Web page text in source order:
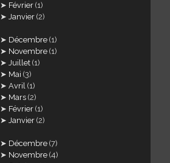
Février (1)
Janvier (2)
Décembre (1)
Novembre (1)
Juillet (1)
Mai (3)
Avril (1)
Mars (2)
Février (1)
Janvier (2)
Décembre (7)
Novembre (4)